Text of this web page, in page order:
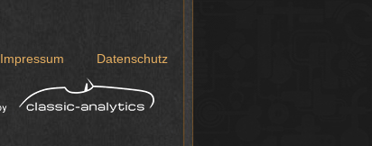
Impressum Datenschutz